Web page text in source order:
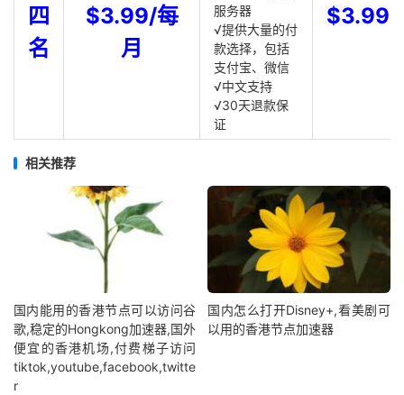
四
名
$3.99/每
月
服务器
√提供大量的付
款选择，包括
支付宝、微信
√中文支持
√30天退款保
证
$3.99
相关推荐
国内能用的香港节点可以访问谷
歌,稳定的Hongkong加速器,国外
便宜的香港机场,付费梯子访问
tiktok,youtube,facebook,twitte
r
国内怎么打开Disney+,看美剧可
以用的香港节点加速器